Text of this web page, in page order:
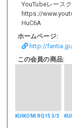
収録の画像サイズは
「コスチュームの素
触り心地や質感」ま
等身大に迫るビッグ
お好きな部分をあな
っくり鑑賞して下さ
YouTubeレース
https://
HuC6A
ホームページ:
http://
この会員の商品:
KUIKOMI RQ15 3/3